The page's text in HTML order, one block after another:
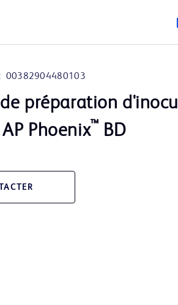
00382904480103
préparation
Phoenix™ BD